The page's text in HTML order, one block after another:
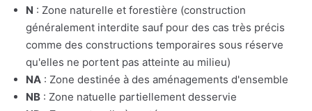
N : Zone naturelle et forestière (construction
généralement interdite sauf pour des cas très précis
comme des constructions temporaires sous réserve
qu'elles ne portent pas atteinte au milieu)
NA : Zone destinée à des aménagements d'ensemble
NB : Zone natuelle partiellement desservie